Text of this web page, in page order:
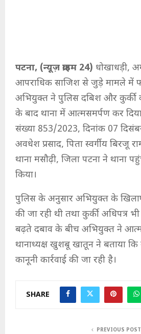
पटना, (न्यूज़ क्राइम 24) धोखाधड़ी,
आपराधिक साजिश से जुड़े मामले में
अभियुक्त ने पुलिस दबिश और कुर्की
के बाद थाना में आत्मसमर्पण कर
संख्या 853/2023, दिनांक 07
अवधेश प्रसाद, पिता स्वर्गीय बिरजू
थाना मसौढ़ी, जिला पटना ने थाना
किया।
पुलिस के अनुसार अभियुक्त के
की जा रही थी तथा कुर्की अधिपत्र भी
बढ़ते दबाव के बीच अभियुक्त ने
थानाध्यक्ष खुशबू खातून ने बताया कि
कानूनी कार्रवाई की जा रही है।
SHARE
PREVIOUS POST